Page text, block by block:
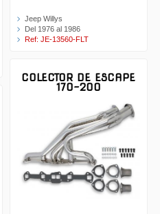
Jeep Willys
Del 1976 al 1986
Ref: JE-13560-FLT
COLECTOR DE ESCAPE
170-200